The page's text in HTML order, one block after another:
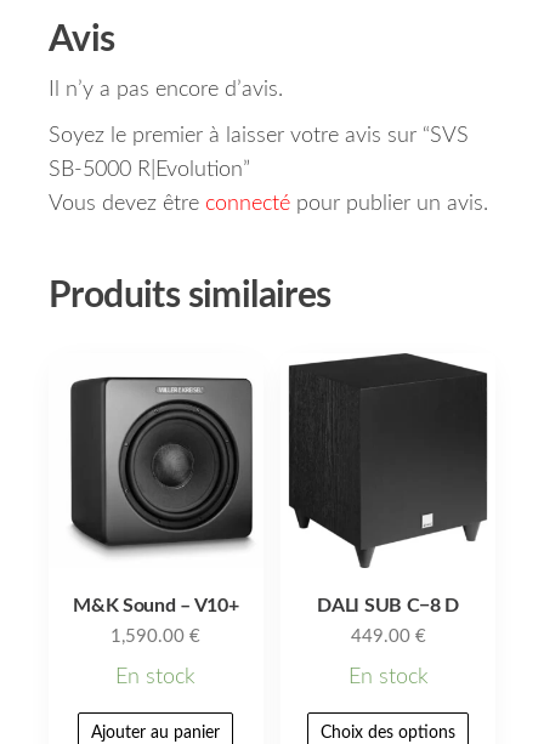
Avis
Il n’y a pas encore d’avis.
Soyez le premier à laisser votre avis sur “SVS
SB-5000 R|Evolution”
Vous devez être connecté pour publier un avis.
Produits similaires
M&K Sound – V10+
1,590.00€
En stock
Ajouter au panier
DALI SUB C−8 D
449.00 €
En stock
Choix des options